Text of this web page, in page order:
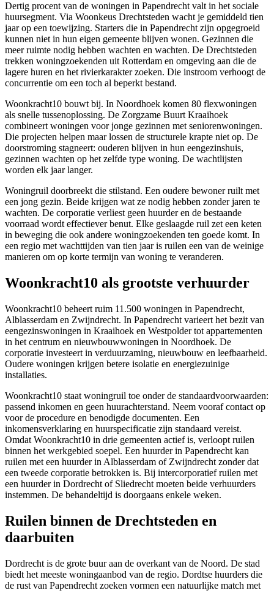
Dertig procent van de woningen in Papendrecht valt in het sociale
huursegment. Via Woonkeus Drechtsteden wacht je gemiddeld tien
jaar op een toewijzing. Starters die in Papendrecht zijn opgegroeid
kunnen niet in hun eigen gemeente blijven wonen. Gezinnen die
meer ruimte nodig hebben wachten en wachten. De Drechtsteden
trekken woningzoekenden uit Rotterdam en omgeving aan die de
lagere huren en het rivierkarakter zoeken. Die instroom verhoogt de
concurrentie om een toch al beperkt bestand.
Woonkracht10 bouwt bij. In Noordhoek komen 80 flexwoningen
als snelle tussenoplossing. De Zorgzame Buurt Kraaihoek
combineert woningen voor jonge gezinnen met seniorenwoningen.
Die projecten helpen maar lossen de structurele krapte niet op. De
doorstroming stagneert: ouderen blijven in hun eengezinshuis,
gezinnen wachten op het zelfde type woning. De wachtlijsten
worden elk jaar langer.
Woningruil doorbreekt die stilstand. Een oudere bewoner ruilt met
een jong gezin. Beide krijgen wat ze nodig hebben zonder jaren te
wachten. De corporatie verliest geen huurder en de bestaande
voorraad wordt effectiever benut. Elke geslaagde ruil zet een keten
in beweging die ook andere woningzoekenden ten goede komt. In
een regio met wachttijden van tien jaar is ruilen een van de weinige
manieren om op korte termijn van woning te veranderen.
Woonkracht10 als grootste verhuurder
Woonkracht10 beheert ruim 11.500 woningen in Papendrecht,
Alblasserdam en Zwijndrecht. In Papendrecht varieert het bezit van
eengezinswoningen in Kraaihoek en Westpolder tot appartementen
in het centrum en nieuwbouwwoningen in Noordhoek. De
corporatie investeert in verduurzaming, nieuwbouw en leefbaarheid.
Oudere woningen krijgen betere isolatie en energiezuinige
installaties.
Woonkracht10 staat woningruil toe onder de standaardvoorwaarden:
passend inkomen en geen huurachterstand. Neem vooraf contact op
voor de procedure en benodigde documenten. Een
inkomensverklaring en huurspecificatie zijn standaard vereist.
Omdat Woonkracht10 in drie gemeenten actief is, verloopt ruilen
binnen het werkgebied soepel. Een huurder in Papendrecht kan
ruilen met een huurder in Alblasserdam of Zwijndrecht zonder dat
een tweede corporatie betrokken is. Bij intercorporatief ruilen met
een huurder in Dordrecht of Sliedrecht moeten beide verhuurders
instemmen. De behandeltijd is doorgaans enkele weken.
Ruilen binnen de Drechtsteden en
daarbuiten
Dordrecht is de grote buur aan de overkant van de Noord. De stad
biedt het meeste woningaanbod van de regio. Dordtse huurders die
de rust van Papendrecht zoeken vormen een natuurlijke match met